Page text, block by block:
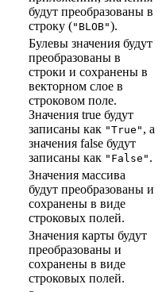
будут преобразованы в
строку ("BLOB").
Булевы значения будут
преобразованы в
строки и сохранены в
векторном слое в
строковом поле.
Значения true будут
записаны как "True" , а
значения false будут
записаны как "False" .
Значения массива
будут преобразованы и
сохранены в виде
строковых полей.
Значения карты будут
преобразованы и
сохранены в виде
строковых полей.